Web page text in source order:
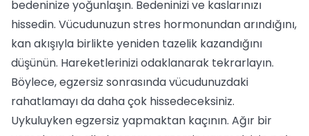
bedeninize yoğunlaşın. Bedeninizi ve kaslarınızı
hissedin. Vücudunuzun stres hormonundan arındığını,
kan akışıyla birlikte yeniden tazelik kazandığını
düşünün. Hareketlerinizi odaklanarak tekrarlayın.
Böylece, egzersiz sonrasında vücudunuzdaki
rahatlamayı da daha çok hissedeceksiniz.
Uykuluyken egzersiz yapmaktan kaçının. Ağır bir